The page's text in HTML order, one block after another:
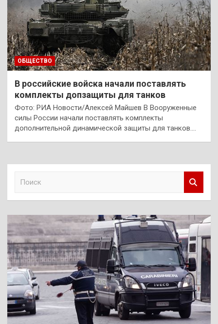
ОБЩЕСТВО
В российские войска начали поставлять
комплекты допзащиты для танков
Фото: РИА Новости/Алексей Майшев В Вооруженные
силы России начали поставлять комплекты
дополнительной динамической защиты для танков.…
к